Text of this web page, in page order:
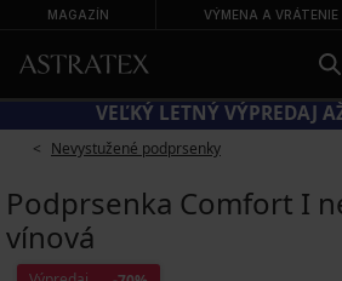
MAGAZÍN VÝMENA A VRÁTENIE
KÓD BRA20 = PODPRSENKY −20 %
Nevystužené podprsenky
Podprsenka Comfort I
vínová